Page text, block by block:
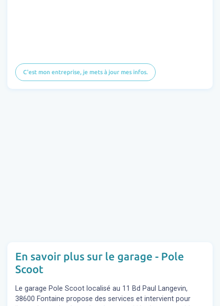
C'est mon entreprise, je mets à jour mes infos.
En savoir plus sur le garage - Pole
Scoot
Le garage Pole Scoot localisé au 11 Bd Paul Langevin,
38600 Fontaine propose des services et intervient pour